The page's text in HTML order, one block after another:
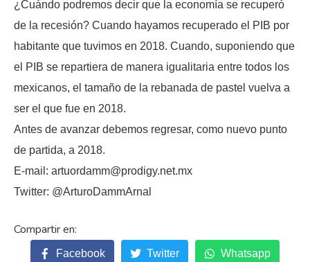
¿Cuándo podremos decir que la economía se recuperó
de la recesión? Cuando hayamos recuperado el PIB por
habitante que tuvimos en 2018. Cuando, suponiendo que
el PIB se repartiera de manera igualitaria entre todos los
mexicanos, el tamaño de la rebanada de pastel vuelva a
ser el que fue en 2018.
Antes de avanzar debemos regresar, como nuevo punto
de partida, a 2018.
E-mail: artuordamm@prodigy.net.mx
Twitter: @ArturoDammArnal
Facebook Twitter Whatsapp